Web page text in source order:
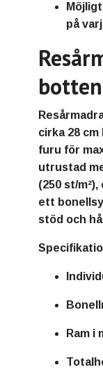
på
cirka 28 cm
furu för
utrustad
(250 st/m²),
ett
stöd och
Ram i